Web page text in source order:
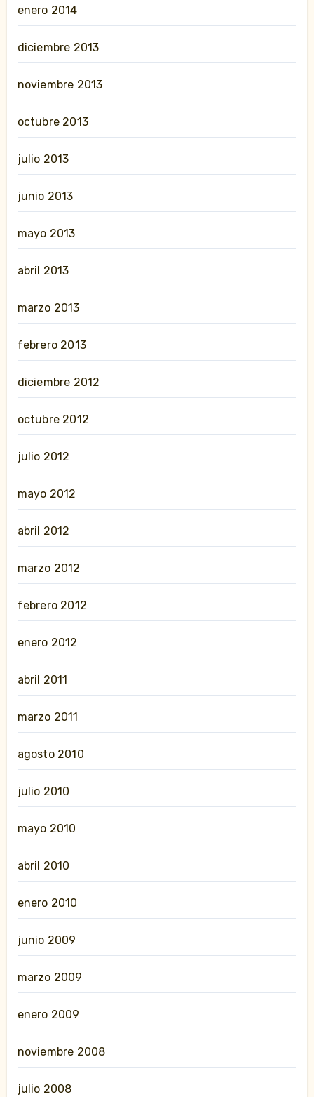
enero 2014
diciembre 2013
noviembre 2013
octubre 2013
julio 2013
junio 2013
mayo 2013
abril 2013
marzo 2013
febrero 2013
diciembre 2012
octubre 2012
julio 2012
mayo 2012
abril 2012
marzo 2012
febrero 2012
enero 2012
abril 2011
marzo 2011
agosto 2010
julio 2010
mayo 2010
abril 2010
enero 2010
junio 2009
marzo 2009
enero 2009
noviembre 2008
julio 2008